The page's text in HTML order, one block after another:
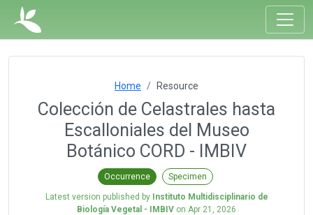
Home Resource
Colección de Celastrales hasta
Escalloniales del Museo
Botánico CORD - IMBIV
Occurrence Specimen
Latest version published by Instituto Multidisciplinario de
Biología Vegetal - IMBIV on Apr 21, 2026